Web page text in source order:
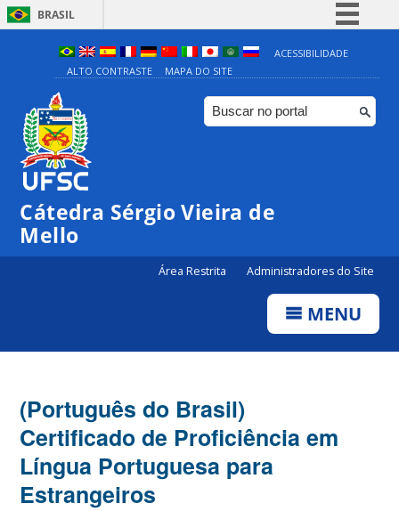
BRASIL
Simplifique!
Comunica BR
Participe
ACESSIBILIDADE
ALTO CONTRASTE
MAPA DO SITE
Cátedra Sérgio Vieira de
Mello
Área Restrita Administradores do Site
MENU
(Português do Brasil)
Certificado de Proficiência em
Língua Portuguesa para
Estrangeiros